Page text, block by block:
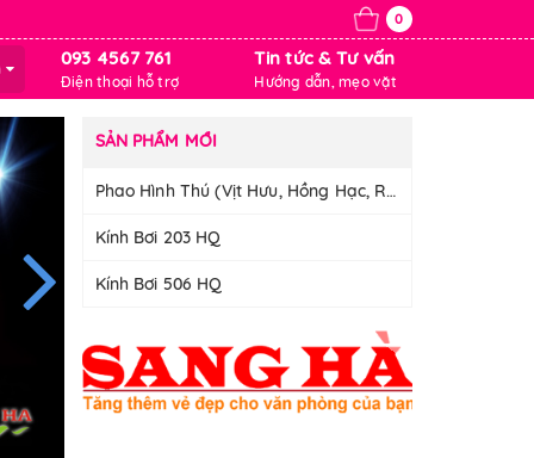
0
093 4567 761
Điện thoại hỗ trợ
Tin tức & Tư vấn
Hướng dẫn, mẹo vặt
SẢN PHẨM MỚI
Phao Hình Thú (Vịt Hưu, Hồng Hạc, Rùa)
Kính Bơi 203 HQ
Kính Bơi 506 HQ